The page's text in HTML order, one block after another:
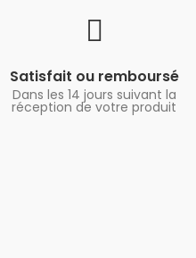
Satisfait ou remboursé
Dans les 14 jours suivant la
réception de votre produit